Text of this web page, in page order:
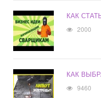
КАК
2000
КАК
9460